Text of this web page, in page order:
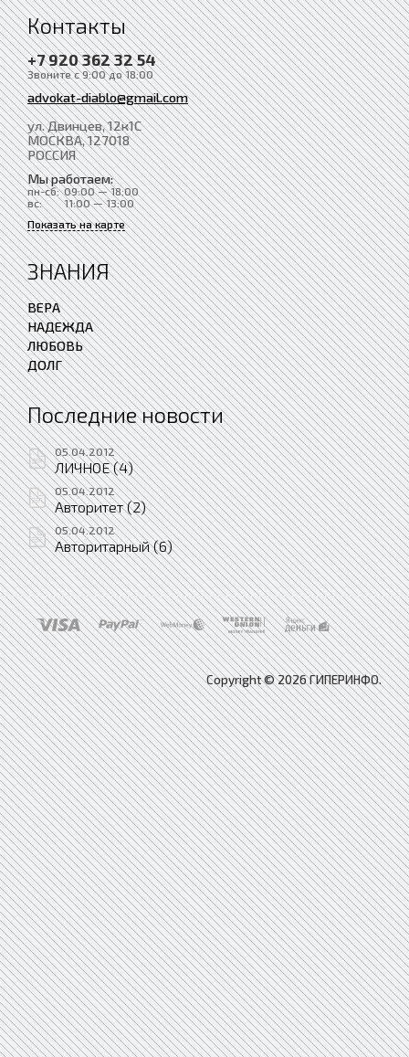
Контакты
+7 920 362 32 54
Звоните с 9:00 до 18:00
advokat-diablo@gmail.com
ул. Двинцев, 12к1С
МОСКВА, 127018
РОССИЯ
Мы работаем:
пн-сб: 09:00 — 18:00
вс:
11:00 — 13:00
Показать на карте
ЗНАНИЯ
ВЕРА
НАДЕЖДА
ЛЮБОВЬ
ДОЛГ
Последние новости
05.04.2012
ЛИЧНОЕ (4)
05.04.2012
Авторитет (2)
05.04.2012
Авторитарный (6)
Copyright © 2026 ГИПЕРИНФО.